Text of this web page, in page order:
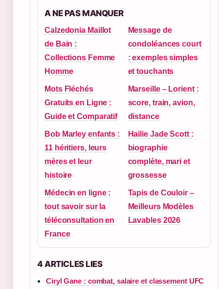
A NE PAS MANQUER
Calzedonia Maillot
de Bain :
Collections Femme
Homme
Message de
condoléances court
: exemples simples
et touchants
Mots Fléchés
Gratuits en Ligne :
Guide et Comparatif
Marseille – Lorient :
score, train, avion,
distance
Bob Marley enfants :
11 héritiers, leurs
mères et leur
histoire
Hailie Jade Scott :
biographie
complète, mari et
grossesse
Médecin en ligne :
tout savoir sur la
téléconsultation en
France
Tapis de Couloir –
Meilleurs Modèles
Lavables 2026
4 ARTICLES LIES
Ciryl Gane : combat, salaire et classement UFC